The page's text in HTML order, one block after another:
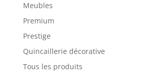
Meubles
Premium
Prestige
Quincaillerie décorative
Tous les produits